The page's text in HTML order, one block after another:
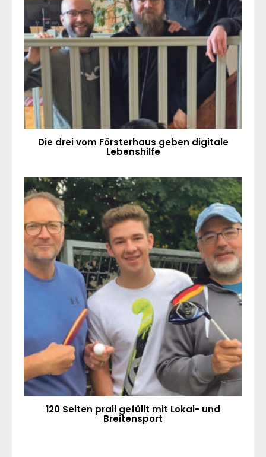
Die drei vom Försterhaus geben digitale
Lebenshilfe
120 Seiten prall gefüllt mit Lokal- und
Breitensport